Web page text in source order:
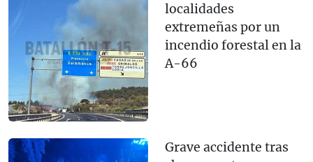
localidades
extremeñas por un
incendio forestal en la
A-66
Grave accidente tras